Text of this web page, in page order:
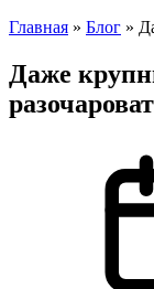
Главная » Блог »
Даже